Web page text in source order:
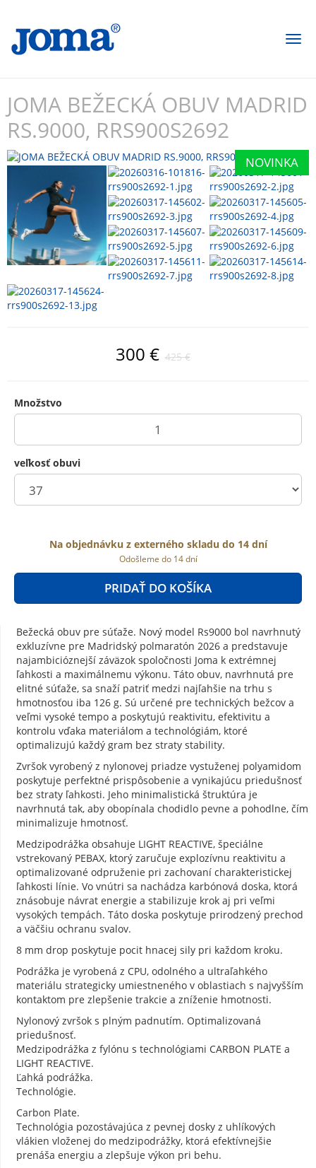
JOMA BEŽECKÁ OBUV MADRID
RS.9000, RRS900S2692
300 € 425 €
Množstvo
veľkosť obuvi
Na objednávku z externého skladu do 14 dní
Odošleme do 14 dní
PRIDAŤ DO KOŠÍKA
Bežecká obuv pre súťaže. Nový model Rs9000 bol navrhnutý
exkluzívne pre Madridský polmaratón 2026 a predstavuje
najambicióznejší záväzok spoločnosti Joma k extrémnej
ľahkosti a maximálnemu výkonu. Táto obuv, navrhnutá pre
elitné súťaže, sa snaží patriť medzi najľahšie na trhu s
hmotnosťou iba 126 g. Sú určené pre technických bežcov a
veľmi vysoké tempo a poskytujú reaktivitu, efektivitu a
kontrolu vďaka materiálom a technológiám, ktoré
optimalizujú každý gram bez straty stability.
Zvršok vyrobený z nylonovej priadze vystuženej polyamidom
poskytuje perfektné prispôsobenie a vynikajúcu priedušnosť
bez straty ľahkosti. Jeho minimalistická štruktúra je
navrhnutá tak, aby obopínala chodidlo pevne a pohodlne, čím
minimalizuje hmotnosť.
Medzipodrážka obsahuje LIGHT REACTIVE, špeciálne
vstrekovaný PEBAX, ktorý zaručuje explozívnu reaktivitu a
optimalizované odpruženie pri zachovaní charakteristickej
ľahkosti línie. Vo vnútri sa nachádza karbónová doska, ktorá
znásobuje návrat energie a stabilizuje krok aj pri veľmi
vysokých tempách. Táto doska poskytuje prirodzený prechod
a väčšiu ochranu svalov.
8 mm drop poskytuje pocit hnacej sily pri každom kroku.
Podrážka je vyrobená z CPU, odolného a ultraľahkého
materiálu strategicky umiestneného v oblastiach s najvyšším
kontaktom pre zlepšenie trakcie a zníženie hmotnosti.
Nylonový zvršok s plným padnutím. Optimalizovaná
priedušnosť.
Medzipodrážka z fylónu s technológiami CARBON PLATE a
LIGHT REACTIVE.
Ľahká podrážka.
Technológie.
Carbon Plate.
Technológia pozostávajúca z pevnej dosky z uhlíkových
vlákien vloženej do medzipodrážky, ktorá efektívnejšie
prenáša energiu a zlepšuje výkon pri behu.